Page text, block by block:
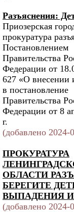
Разъяснения:
Приозерская
прокуратура
Постановлением
Правительства
Федерации от
627 «О внесении
в постановление
Правительства
Федерации от 8
г.
(добавлено 2024-
ПРОКУРАТУРА
ОБЛАСТИ
БЕРЕГИТЕ
ВЫПАДЕНИЯ
(добавлено 2024-